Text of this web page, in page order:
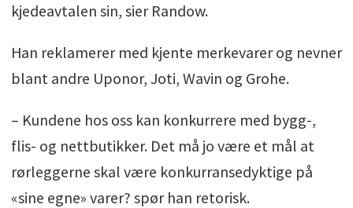
kjedeavtalen sin, sier Randow.
Han reklamerer med kjente merkevarer og nevner
blant andre Uponor, Joti, Wavin og Grohe.
– Kundene hos oss kan konkurrere med bygg-,
flis- og nettbutikker. Det må jo være et mål at
rørleggerne skal være konkurransedyktige på
«sine egne» varer? spør han retorisk.